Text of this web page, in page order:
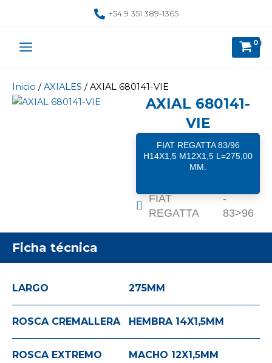
+54 9 351 389-1365
Inicio /AXIALES / AXIAL 680141-VIE
AXIAL 680141-
VIE
FIAT REGATTA 83/96
H14X1,5 M12X1,5 L=275,00
MM.
FIAT
REGATTA
-
83>96
Ficha técnica
LARGO 275MM
ROSCA CREMALLERA HEMBRA 14X1,5MM
ROSCA EXTREMO MACHO 12X1,5MM